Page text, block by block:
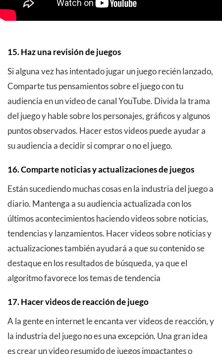
15. Haz una revisión de juegos
Si alguna vez has intentado jugar un juego recién lanzado,
Comparte tus pensamientos sobre el juego con tu
audiencia en un video de canal YouTube. Divida la trama
del juego y hable sobre los personajes, gráficos y algunos
puntos observados. Hacer estos videos puede ayudar a
su audiencia a decidir si comprar o no el juego.
16. Comparte noticias y actualizaciones de juegos
Están sucediendo muchas cosas en la industria del juego a
diario. Mantenga a su audiencia actualizada con los
últimos acontecimientos haciendo videos sobre noticias,
tendencias y lanzamientos. Hacer videos sobre noticias y
actualizaciones también ayudará a que su contenido se
destaque en los resultados de búsqueda, ya que el
algoritmo favorece los temas de tendencia
17. Hacer videos de reacción de juego
A la gente en internet le encanta ver videos de reacción, y
la industria del juego no es una excepción. Una gran idea
es crear un video resumido de juegos impactantes o